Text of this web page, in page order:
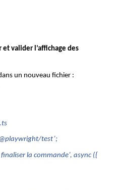
valider l’affichage des
un nouveau fichier :
test’;
la commande’, async ({